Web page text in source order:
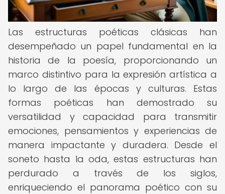
Las estructuras poéticas clásicas han
desempeñado un papel fundamental en la
historia de la poesía, proporcionando un
marco distintivo para la expresión artística a
lo largo de las épocas y culturas. Estas
formas poéticas han demostrado su
versatilidad y capacidad para transmitir
emociones, pensamientos y experiencias de
manera impactante y duradera. Desde el
soneto hasta la oda, estas estructuras han
perdurado a través de los siglos,
enriqueciendo el panorama poético con su